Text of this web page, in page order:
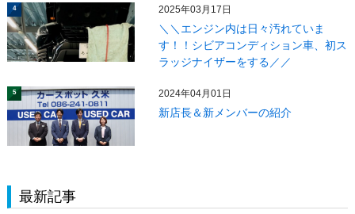
4 2025年03月17日
＼＼エンジン内は日々汚れていま
す！！シビアコンディション車、初ス
ラッジナイザーをする／／
5 2024年04月01日
新店長＆新メンバーの紹介
最新記事